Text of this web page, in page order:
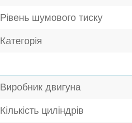
Рівень шумового тиску
Категорія
Виробник двигуна
Кількість циліндрів